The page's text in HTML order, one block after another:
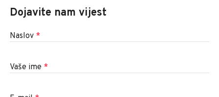
Dojavite nam vijest
Naslov *
Vaše ime *